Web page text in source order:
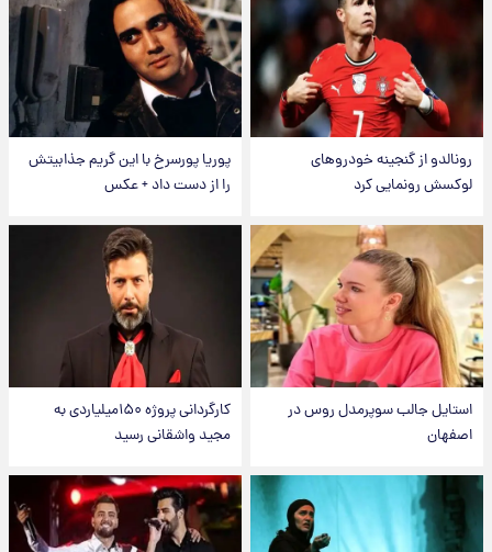
رونالدو از گنجینه خودروهای
لوکسش رونمایی کرد
پوریا پورسرخ با این گریم جذابیتش
را از دست داد + عکس
استایل جالب سوپرمدل روس در
اصفهان
کارگردانی پروژه ۱۵۰میلیاردی به
مجید واشقانی رسید